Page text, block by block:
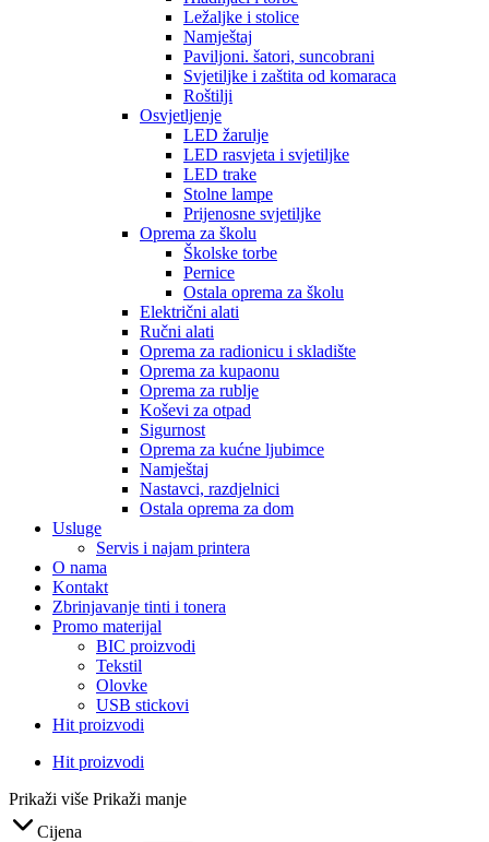
Ležaljke i stolice
Namještaj
Paviljoni. šatori, suncobrani
Svjetiljke i zaštita od komaraca
Roštilji
Osvjetljenje
LED žarulje
LED rasvjeta i svjetiljke
LED trake
Stolne lampe
Prijenosne svjetiljke
Oprema za školu
Školske torbe
Pernice
Ostala oprema za školu
Električni alati
Ručni alati
Oprema za radionicu i skladište
Oprema za kupaonu
Oprema za rublje
Koševi za otpad
Sigurnost
Oprema za kućne ljubimce
Namještaj
Nastavci, razdjelnici
Ostala oprema za dom
Usluge
Servis i najam printera
O nama
Kontakt
Zbrinjavanje tinti i tonera
Promo materijal
BIC proizvodi
Tekstil
Olovke
USB stickovi
Hit proizvodi
Hit proizvodi
Prikaži više Prikaži manje
Cijena